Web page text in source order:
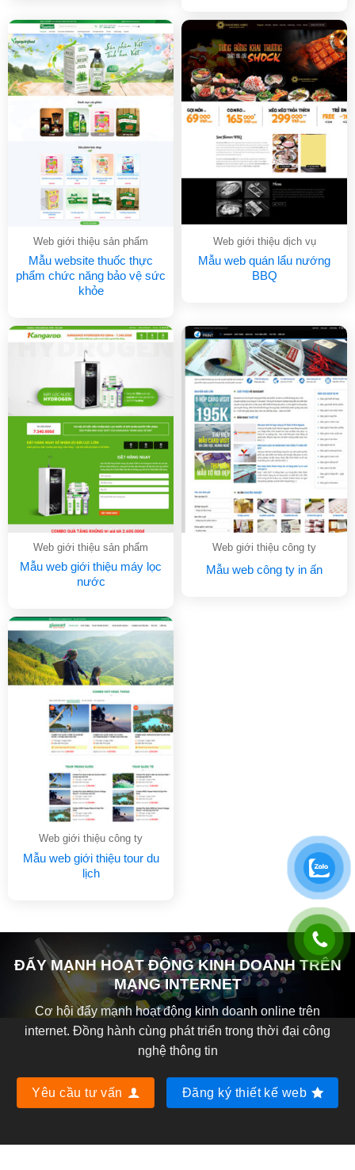
Web giới thiệu sản phẩm
Mẫu website thuốc thực
phẩm chức năng bảo vệ sức
khỏe
Web giới thiệu dịch vụ
Mẫu web quán lẩu nướng
BBQ
Web giới thiệu sản phẩm
Mẫu web giới thiệu máy lọc
nước
Web giới thiệu công ty
Mẫu web công ty in ấn
Web giới thiệu công ty
Mẫu web giới thiệu tour du
lịch
ĐẨY MẠNH HOẠT ĐỘNG KINH DOANH TRÊN
MẠNG INTERNET
Cơ hội đẩy mạnh hoạt động kinh doanh online trên
internet. Đồng hành cùng phát triển trong thời đại công
nghệ thông tin
Yêu cầu tư vấn Đăng ký thiết kế web